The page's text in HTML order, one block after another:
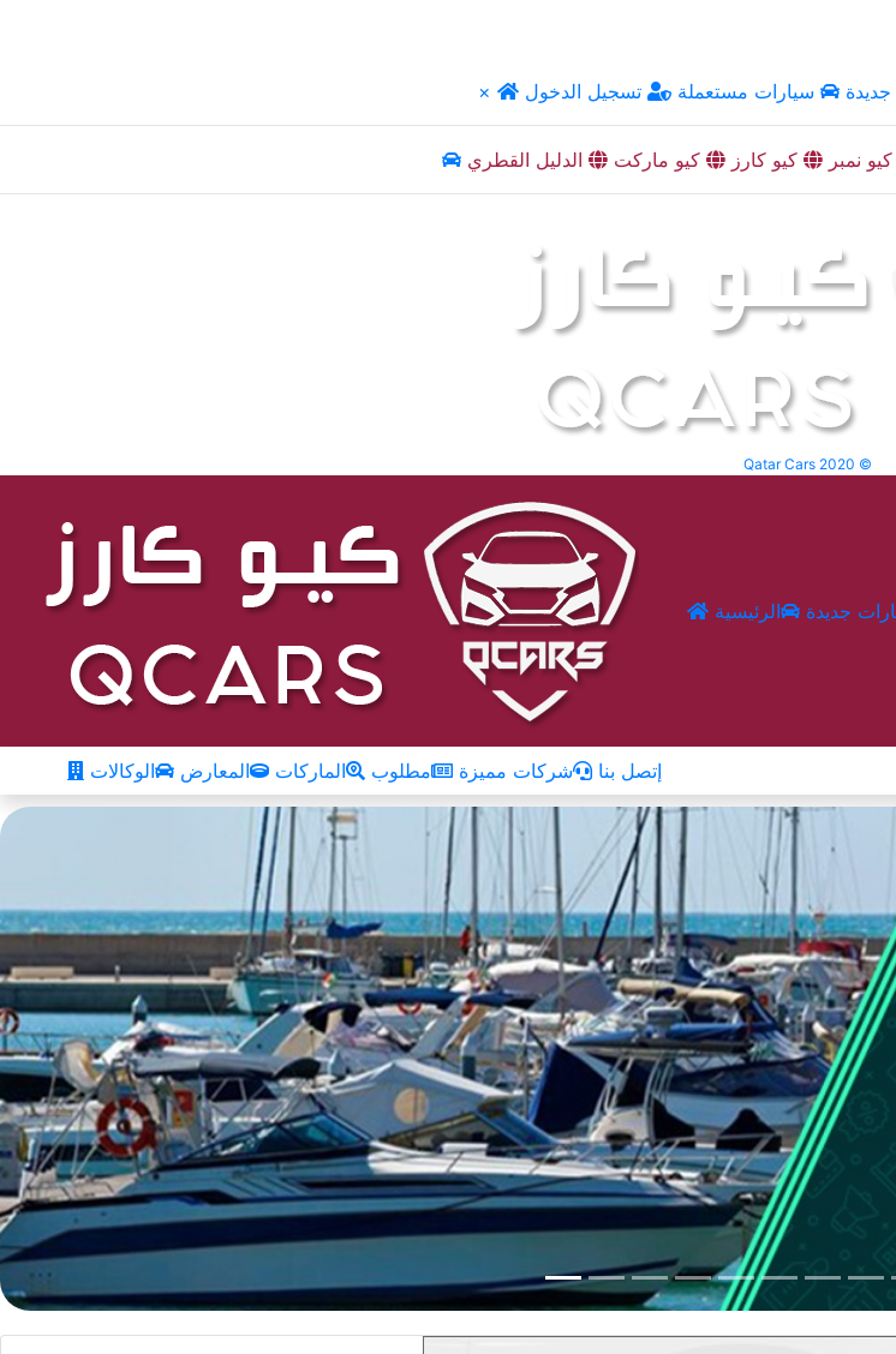
× سيارات مستعملة تسجيل الدخول
كيو نمبر كيو كارز كيو ماركت الدليل القطري
Qatar Cars 2020 ©
الرئيسية جديدة
الوكالات المعارض الماركات مطلوب شركات مميزة إتصل بنا